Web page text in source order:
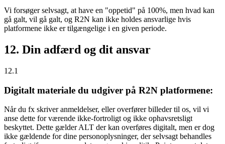
Vi forsøger selvsagt, at have en "oppetid" på 100%, men hvad kan
gå galt, vil gå galt, og R2N kan ikke holdes ansvarlige hvis
platformene ikke er tilgængelige i en given periode.
12. Din adfærd og dit ansvar
12.1
Digitalt materiale du udgiver på R2N platformene:
Når du fx skriver anmeldelser, eller overfører billeder til os, vil vi
anse dette for værende ikke-fortroligt og ikke ophavsretsligt
beskyttet. Dette gælder ALT der kan overføres digitalt, men er dog
ikke gældende for dine personoplysninger, der selvsagt behandles